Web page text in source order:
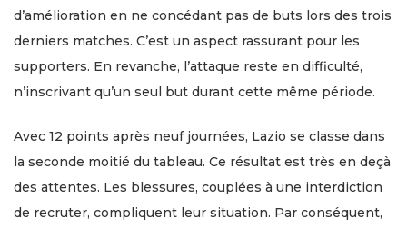
d’amélioration en ne concédant pas de buts lors des trois
derniers matches. C’est un aspect rassurant pour les
supporters. En revanche, l’attaque reste en difficulté,
n’inscrivant qu’un seul but durant cette même période.
Avec 12 points après neuf journées, Lazio se classe dans
la seconde moitié du tableau. Ce résultat est très en deçà
des attentes. Les blessures, couplées à une interdiction
de recruter, compliquent leur situation. Par conséquent,